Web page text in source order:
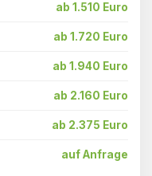
ab 1.510 Euro
ab 1.720 Euro
ab 1.940 Euro
ab 2.160 Euro
ab 2.375 Euro
auf Anfrage